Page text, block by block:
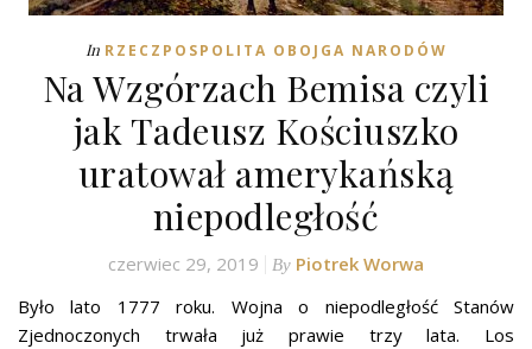
In RZECZPOSPOLITA OBOJGA NARODÓW
Na Wzgórzach Bemisa czyli
jak Tadeusz Kościuszko
uratował amerykańską
niepodległość
czerwiec 29, 2019 By Piotrek Worwa
Było lato 1777 roku. Wojna o niepodległość Stanów
Zjednoczonych trwała już prawie trzy lata. Los